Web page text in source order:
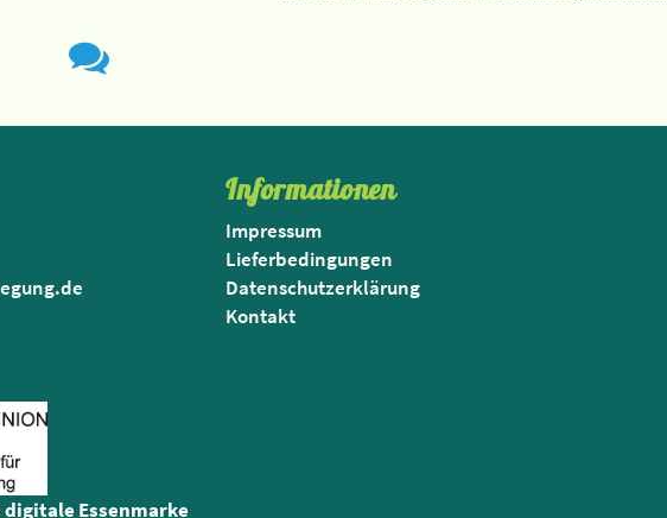
Informationen
Impressum
Lieferbedingungen
Datenschutzerklärung
Kontakt
Essenmarke